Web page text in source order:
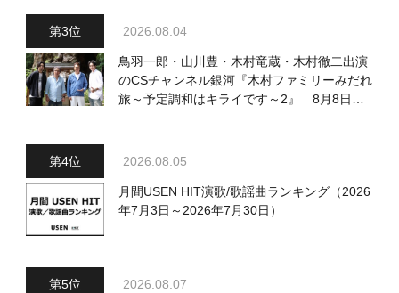
2026.08.04
鳥羽一郎・山川豊・木村竜蔵・木村徹二出演
のCSチャンネル銀河『木村ファミリーみだれ
旅～予定調和はキライです～2』 8月8日
2026.08.05
月間USEN HIT演歌/歌謡曲ランキング（2026
年7月3日～2026年7月30日）
2026.08.07